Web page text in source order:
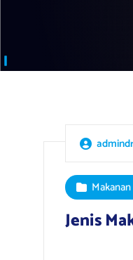
Jenis